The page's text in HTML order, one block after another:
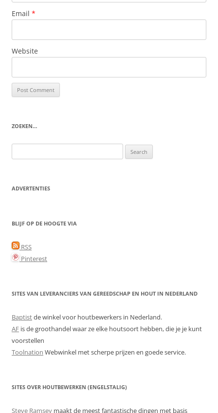
Email *
Website
ZOEKEN…
for:
ADVERTENTIES
BLIJF OP DE HOOGTE VIA
RSS
Pinterest
SITES VAN LEVERANCIERS VAN GEREEDSCHAP EN HOUT IN NEDERLAND
Baptistde winkel voor houtbewerkers in Nederland.
AF is de groothandel waar ze elke houtsoort hebben, die je je kunt
voorstellen
Toolnation Webwinkel met scherpe prijzen en goede service.
SITES OVER HOUTBEWERKEN (ENGELSTALIG)
Steve Ramsey maakt de meest fantastische dingen met basis